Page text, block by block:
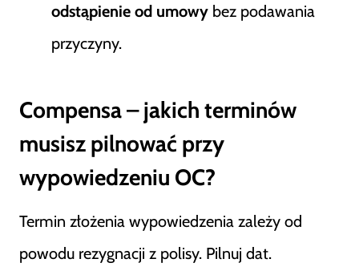
odstąpienie od umowy bez podawania
przyczyny.
Compensa – jakich terminów
musisz pilnować przy
wypowiedzeniu OC?
Termin złożenia wypowiedzenia zależy od
powodu rezygnacji z polisy. Pilnuj dat.